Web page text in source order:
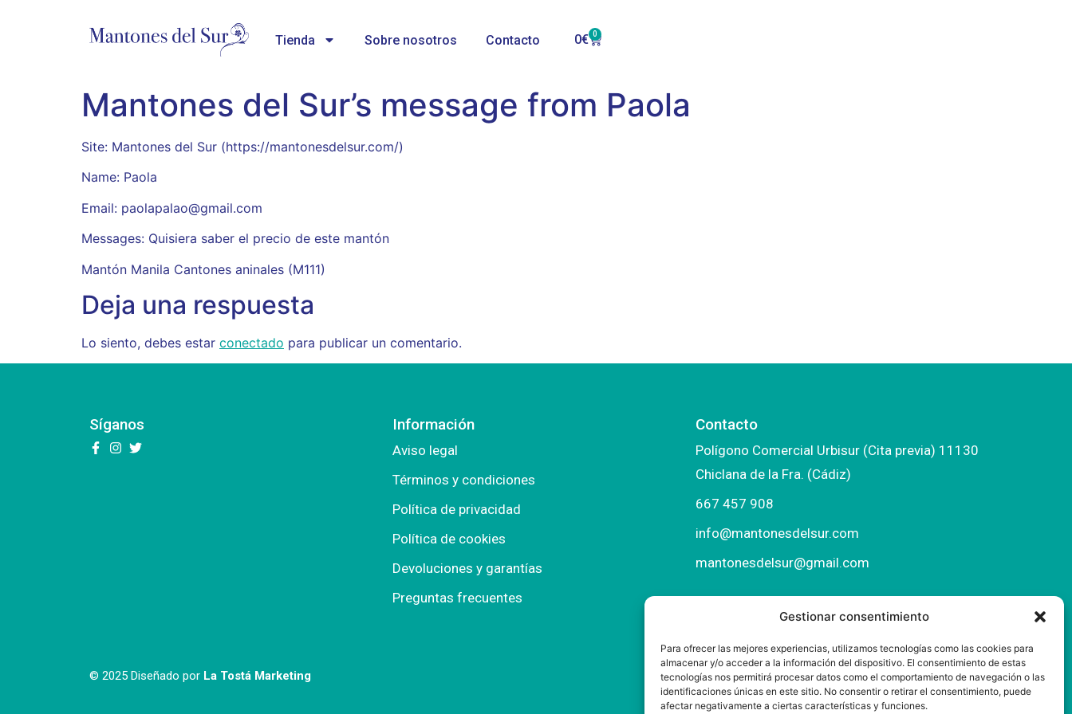
Gestionar consentimiento
Para ofrecer las mejores experiencias, utilizamos tecnologías como las cookies para
almacenar y/o acceder a la información del dispositivo. El consentimiento de estas
tecnologías nos permitirá procesar datos como el comportamiento de navegación o las
identificaciones únicas en este sitio. No consentir o retirar el consentimiento, puede
afectar negativamente a ciertas características y funciones.
Tienda Sobre nosotros Contacto 0€ 0
Mantones del Sur’s message from Paola
Site: Mantones del Sur (https://mantonesdelsur.com/)
Name: Paola
Email: paolapalao@gmail.com
Messages: Quisiera saber el precio de este mantón
Mantón Manila Cantones aninales (M111)
Deja una respuesta
Lo siento, debes estar conectado para publicar un comentario.
Síganos Información
Aviso legal
Términos y condiciones
Política de privacidad
Política de cookies
Devoluciones y garantías
Preguntas frecuentes
Contacto
Polígono Comercial Urbisur (Cita previa) 11130
Chiclana de la Fra. (Cádiz)
667 457 908
info@mantonesdelsur.com
mantonesdelsur@gmail.com
© 2025 Diseñado por La Tostá Marketing